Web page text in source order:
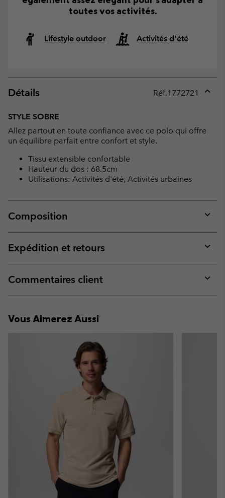
toutes vos activités.
Lifestyle outdoor Activités d'été
Détails Réf.1772721
STYLE SOBRE
Allez partout en toute confiance avec ce polo qui offre
un équilibre parfait entre confort et style.
Tissu extensible confortable
Hauteur du dos : 68.5cm
Utilisations: Activités d'été, Activités urbaines
Composition
or
Expédition et retours
or
Commentaires client
or
Vous Aimerez Aussi